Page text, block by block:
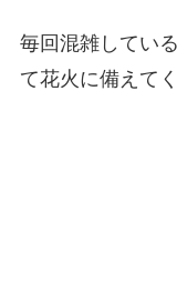
毎回混雑してい
て花火に備えて